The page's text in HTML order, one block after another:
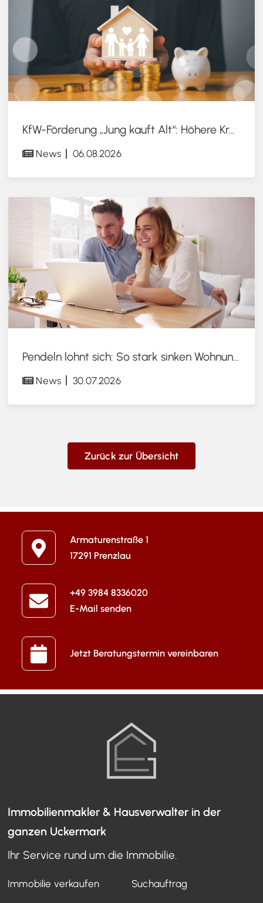
KfW-Förderung „Jung kauft Alt“: Höhere Kredite ab August 2026
News 06.08.2026
Pendeln lohnt sich: So stark sinken Wohnungspreise im Umland
News 30.07.2026
Zurück zur Übersicht
Armaturenstraße 1
17291 Prenzlau
+49 3984 8336020
E-Mail senden
Jetzt Beratungstermin vereinbaren
Immobilienmakler & Hausverwalter in der
ganzen Uckermark
Ihr Service rund um die Immobilie.
Immobilie verkaufen Suchauftrag